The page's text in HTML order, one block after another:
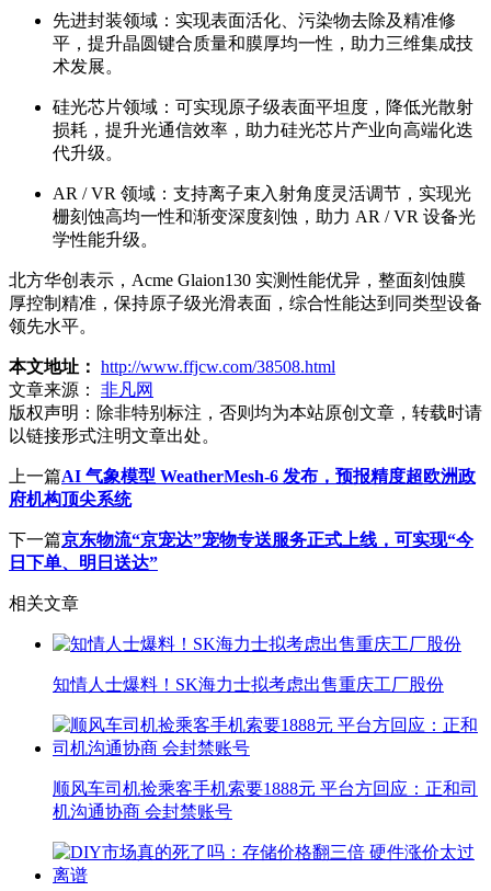
先进封装领域：实现表面活化、污染物去除及精准修
平，提升晶圆键合质量和膜厚均一性，助力三维集成技
术发展。
硅光芯片领域：可实现原子级表面平坦度，降低光散射
损耗，提升光通信效率，助力硅光芯片产业向高端化迭
代升级。
AR / VR 领域：支持离子束入射角度灵活调节，实现光
栅刻蚀高均一性和渐变深度刻蚀，助力 AR / VR 设备光
学性能升级。
北方华创表示，Acme Glaion130 实测性能优异，整面刻蚀膜
厚控制精准，保持原子级光滑表面，综合性能达到同类型设备
领先水平。
本文地址： http://www.ffjcw.com/38508.html
文章来源：
非凡网
版权声明： 除非特别标注，否则均为本站原创文章，转载时请
以链接形式注明文章出处。
上一篇AI 气象模型 WeatherMesh-6 发布，预报精度超欧洲政
府机构顶尖系统
下一篇京东物流“京宠达”宠物专送服务正式上线，可实现“今
日下单、明日送达”
相关文章
知情人士爆料！SK海力士拟考虑出售重庆工厂股份
顺风车司机捡乘客手机索要1888元 平台方回应：正和司
机沟通协商 会封禁账号